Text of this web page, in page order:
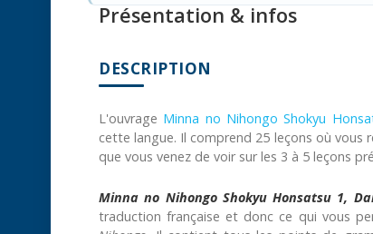
Présentation & infos
DESCRIPTION
L'ouvrage Minna no Nihongo Shokyu
cette langue. Il comprend 25 leçons où vous
que vous venez de voir sur les 3 à 5 leçons
Minna no Nihongo Shokyu Honsatsu 1,
traduction française et donc ce qui vous